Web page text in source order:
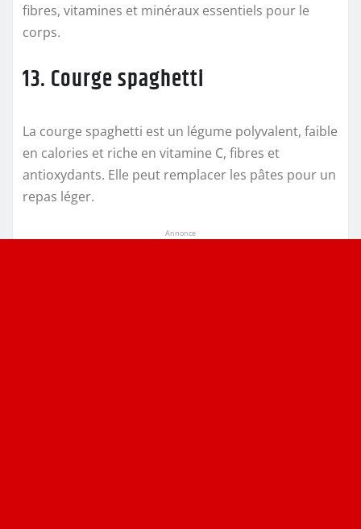
fibres, vitamines et minéraux essentiels pour le
corps.
13. Courge spaghetti
La courge spaghetti est un légume polyvalent, faible
en calories et riche en vitamine C, fibres et
antioxydants. Elle peut remplacer les pâtes pour un
repas léger.
Annonce